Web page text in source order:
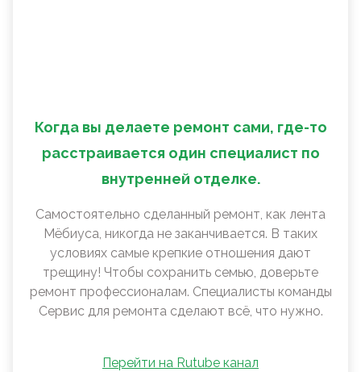
Когда вы делаете ремонт сами, где-то
расстраивается один специалист по
внутренней отделке.
Самостоятельно сделанный ремонт, как лента
Мëбиуса, никогда не заканчивается. В таких
условиях самые крепкие отношения дают
трещину! Чтобы сохранить семью, доверьте
ремонт профессионалам. Специалисты команды
Сервис для ремонта сделают всё, что нужно.
Перейти на Rutube канал